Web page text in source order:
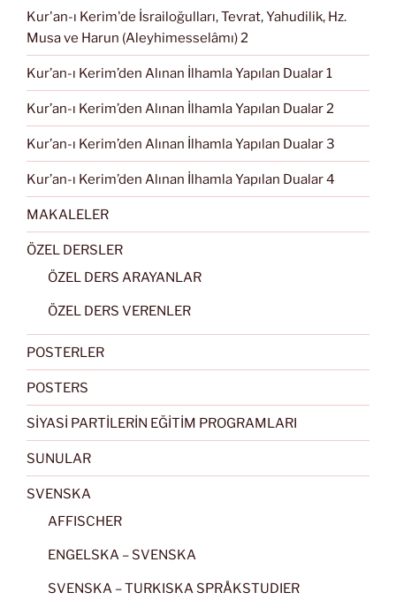
Kur'an-ı Kerim'de İsrailoğulları, Tevrat, Yahudilik, Hz.
Musa ve Harun (Aleyhimesselâmı) 2
Kur’an-ı Kerim’den Alınan İlhamla Yapılan Dualar 1
Kur’an-ı Kerim’den Alınan İlhamla Yapılan Dualar 2
Kur’an-ı Kerim’den Alınan İlhamla Yapılan Dualar 3
Kur’an-ı Kerim’den Alınan İlhamla Yapılan Dualar 4
MAKALELER
ÖZEL DERSLER
ÖZEL DERS ARAYANLAR
ÖZEL DERS VERENLER
POSTERLER
POSTERS
SİYASİ PARTİLERİN EĞİTİM PROGRAMLARI
SUNULAR
SVENSKA
AFFISCHER
ENGELSKA – SVENSKA
SVENSKA – TURKISKA SPRÅKSTUDIER